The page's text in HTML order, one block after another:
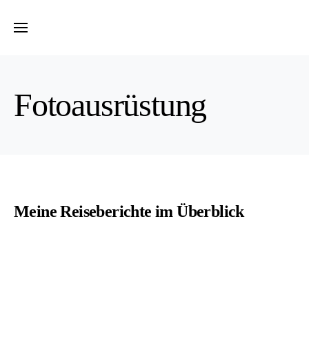
Fotoausrüstung
Meine Reiseberichte im Überblick